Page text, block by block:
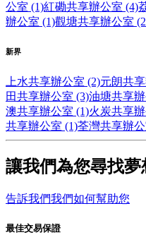
公室 (1)紅磡共享辦公室 (4)
辦公室 (1)觀塘共享辦公室
新界
上水共享辦公室 (2)元朗共
田共享辦公室 (3)油塘共享
澳共享辦公室 (1)火炭共享
共享辦公室 (1)荃灣共享辦
讓我們為您尋找夢
告訴我們我們如何幫助您
最佳交易保證